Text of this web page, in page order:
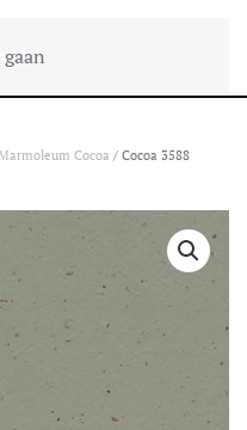
Cocoa / Cocoa 3588